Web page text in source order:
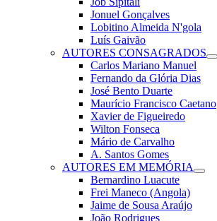
Jonuel Gonçalves
Lobitino Almeida N'gola
Luís Gaivão
AUTORES CONSAGRADOS
Carlos Mariano Manuel
Fernando da Glória Dias
José Bento Duarte
Maurício Francisco Caetano
Xavier de Figueiredo
Wilton Fonseca
Mário de Carvalho
A. Santos Gomes
AUTORES EM MEMÓRIA
Bernardino Luacute
Frei Maneco (Angola)
Jaime de Sousa Araújo
João Rodrigues